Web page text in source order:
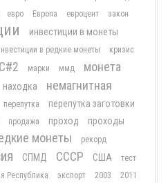
евро Европа евроцент
закон
инвестиции в монеты
в редкие монеты
кризис
марки ммд монета
находка
немагнитная
перепутка перепутка заготовки
продажа проход
проходы
монеты
рекорд
СПМД СССР США
тест
Республика экспорт 2003 2011